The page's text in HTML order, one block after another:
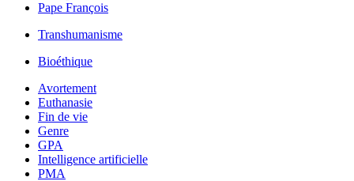
Pape François
Transhumanisme
Bioéthique
Avortement
Euthanasie
Fin de vie
Genre
GPA
Intelligence artificielle
PMA